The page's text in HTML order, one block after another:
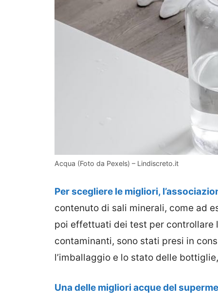
Acqua (Foto da Pexels) – Lindiscreto.it
Per scegliere le migliori,
contenuto di sali minerali, come ad
poi effettuati dei test per controllare
contaminanti, sono stati presi in
l’imballaggio e lo stato delle
Una delle migliori acque del